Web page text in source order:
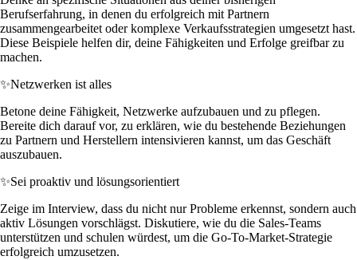
Berufserfahrung, in denen du erfolgreich mit Partnern
zusammengearbeitet oder komplexe Verkaufsstrategien umgesetzt hast.
Diese Beispiele helfen dir, deine Fähigkeiten und Erfolge greifbar zu
machen.
✨Netzwerken ist alles
Betone deine Fähigkeit, Netzwerke aufzubauen und zu pflegen.
Bereite dich darauf vor, zu erklären, wie du bestehende Beziehungen
zu Partnern und Herstellern intensivieren kannst, um das Geschäft
auszubauen.
✨Sei proaktiv und lösungsorientiert
Zeige im Interview, dass du nicht nur Probleme erkennst, sondern auch
aktiv Lösungen vorschlägst. Diskutiere, wie du die Sales-Teams
unterstützen und schulen würdest, um die Go-To-Market-Strategie
erfolgreich umzusetzen.